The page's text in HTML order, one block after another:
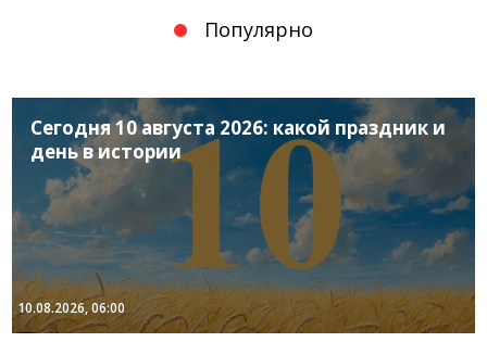
Популярно
Сегодня 10 августа 2026: какой праздник и
день в истории
10.08.2026, 06:00